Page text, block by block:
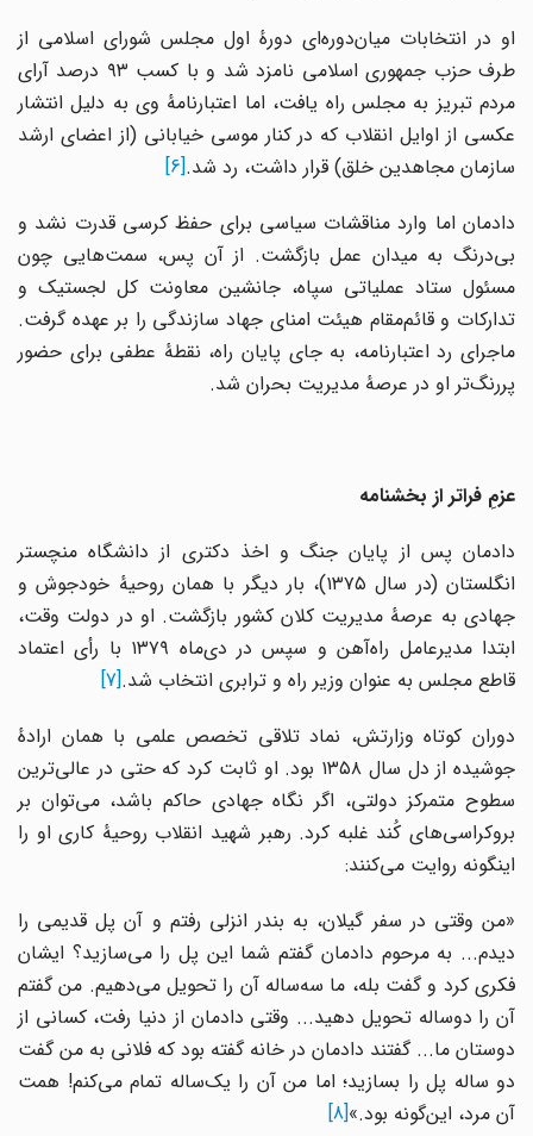
او در انتخابات میان‌دوره‌ای دورهٔ اول مجلس شورای اسلامی از
طرف حزب جمهوری اسلامی نامزد شد و با کسب ۹۳ درصد آرای
مردم تبریز به مجلس راه یافت، اما اعتبارنامهٔ وی به دلیل انتشار
عکسی از اوایل انقلاب که در کنار موسی خیابانی (از اعضای ارشد
سازمان مجاهدین خلق) قرار داشت، رد شد.[6]
دادمان اما وارد مناقشات سیاسی برای حفظ کرسی قدرت نشد و
بی‌درنگ به میدان عمل بازگشت. از آن پس، سمت‌هایی چون
مسئول ستاد عملیاتی سپاه، جانشین معاونت کل لجستیک و
تدارکات و قائم‌مقام هیئت امنای جهاد سازندگی را بر عهده گرفت.
ماجرای رد اعتبارنامه، به جای پایان راه، نقطهٔ عطفی برای حضور
پررنگ‌تر او در عرصهٔ مدیریت بحران شد.
عزمِ فراتر از بخشنامه
دادمان پس از پایان جنگ و اخذ دکتری از دانشگاه منچستر
انگلستان (در سال ۱۳۷۵)، بار دیگر با همان روحیهٔ خودجوش و
جهادی به عرصهٔ مدیریت کلان کشور بازگشت. او در دولت وقت،
ابتدا مدیرعامل راه‌آهن و سپس در دی‌ماه ۱۳۷۹ با رأی اعتماد
قاطع مجلس به عنوان وزیر راه و ترابری انتخاب شد.[7]
دوران کوتاه وزارتش، نماد تلاقی تخصص علمی با همان ارادهٔ
جوشیده از دل سال ۱۳۵۸ بود. او ثابت کرد که حتی در عالی‌ترین
سطوح متمرکز دولتی، اگر نگاه جهادی حاکم باشد، می‌توان بر
بروکراسی‌های کُند غلبه کرد. رهبر شهید انقلاب روحیهٔ کاری او را
اینگونه روایت می‌کنند:
«من وقتی در سفر گیلان، به بندر انزلی رفتم و آن پل قدیمی را
دیدم... به مرحوم دادمان گفتم شما این پل را می‌سازید؟ ایشان
فکری کرد و گفت بله، ما سه‌ساله آن را تحویل می‌دهیم. من گفتم
آن را دوساله تحویل دهید... وقتی دادمان از دنیا رفت، کسانی از
دوستان ما... گفتند دادمان در خانه گفته بود که فلانی به من گفت
دو ساله پل را بسازید؛ اما من آن را یک‌ساله تمام می‌کنم! همت
آن مرد، این‌گونه بود.»[8]